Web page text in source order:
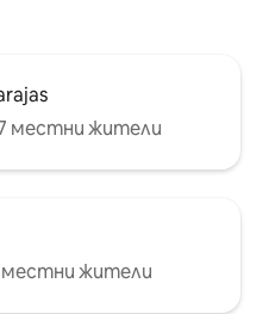
местни жители
жители